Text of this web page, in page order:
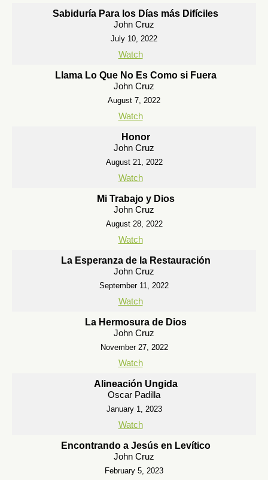
Sabiduría Para los Días más Difíciles
John Cruz
July 10, 2022
Watch
Llama Lo Que No Es Como si Fuera
John Cruz
August 7, 2022
Watch
Honor
John Cruz
August 21, 2022
Watch
Mi Trabajo y Dios
John Cruz
August 28, 2022
Watch
La Esperanza de la Restauración
John Cruz
September 11, 2022
Watch
La Hermosura de Dios
John Cruz
November 27, 2022
Watch
Alineación Ungida
Oscar Padilla
January 1, 2023
Watch
Encontrando a Jesús en Levítico
John Cruz
February 5, 2023